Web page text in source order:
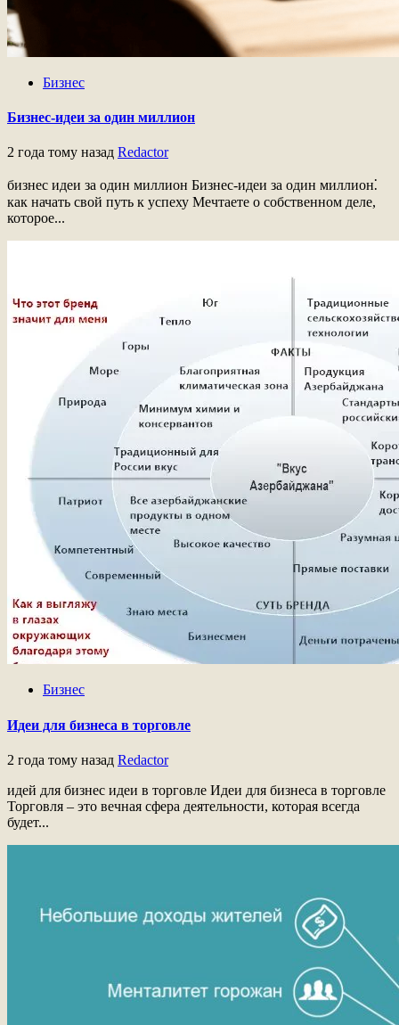
Бизнес
Бизнес-идеи за один миллион
2 года тому назад Redactor
бизнес идеи за один миллион Бизнес-идеи за один миллион⁚
как начать свой путь к успеху Мечтаете о собственном деле,
которое...
Бизнес
Идеи для бизнеса в торговле
2 года тому назад Redactor
идей для бизнес идеи в торговле Идеи для бизнеса в торговле
Торговля – это вечная сфера деятельности, которая всегда
будет...